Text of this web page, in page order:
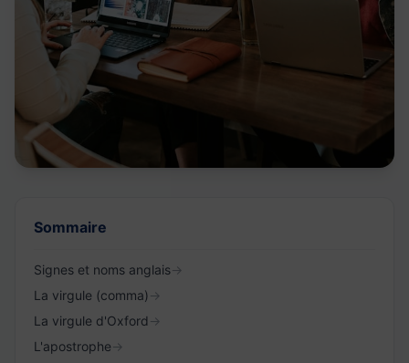
Sommaire
Signes et noms anglais→
La virgule (comma)→
La virgule d'Oxford→
L'apostrophe→